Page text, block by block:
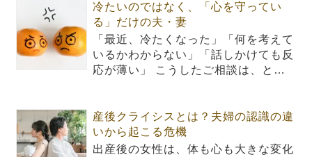
冷たいのではなく、「心を守ってい
る」だけの夫・妻
「最近、冷たくなった」「何を考えて
いるかわからない」「話しかけても反
応が薄い」 こうしたご相談は、と…
産後クライシスとは？夫婦の認識の違
いから起こる危機
出産後の女性は、体も心も大きな変化